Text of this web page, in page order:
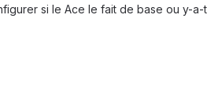
si le Ace le fait de base ou y-